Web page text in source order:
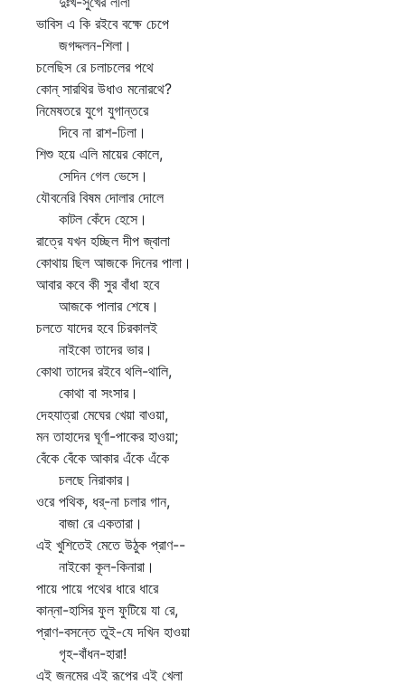
ভাবিস এ কি রইবে বক্ষে চেপে
জগদ্দলন-শিলা।
চলেছিস রে চলাচলের পথে
কোন্‌ সারথির উধাও মনোরথে?
নিমেষতরে যুগে যুগান্তরে
দিবে না রাশ-ঢিলা।
শিশু হয়ে এলি মায়ের কোলে,
সেদিন গেল ভেসে।
যৌবনেরি বিষম দোলার দোলে
কাটল কেঁদে হেসে।
রাত্রে যখন হচ্ছিল দীপ জ্বালা
কোথায় ছিল আজকে দিনের পালা।
আবার কবে কী সুর বাঁধা হবে
আজকে পালার শেষে।
চলতে যাদের হবে চিরকালই
নাইকো তাদের ভার।
কোথা তাদের রইবে থলি-থালি,
কোথা বা সংসার।
দেহযাত্রা মেঘের খেয়া বাওয়া,
মন তাহাদের ঘূর্ণা-পাকের হাওয়া;
বেঁকে বেঁকে আকার এঁকে এঁকে
চলছে নিরাকার।
ওরে পথিক, ধর্‌-না চলার গান,
বাজা রে একতারা।
এই খুশিতেই মেতে উঠুক প্রাণ--
নাইকো কূল-কিনারা।
পায়ে পায়ে পথের ধারে ধারে
কান্না-হাসির ফুল ফুটিয়ে যা রে,
প্রাণ-বসন্তে তুই-যে দখিন হাওয়া
গৃহ-বাঁধন-হারা!
এই জনমের এই রূপের এই খেলা